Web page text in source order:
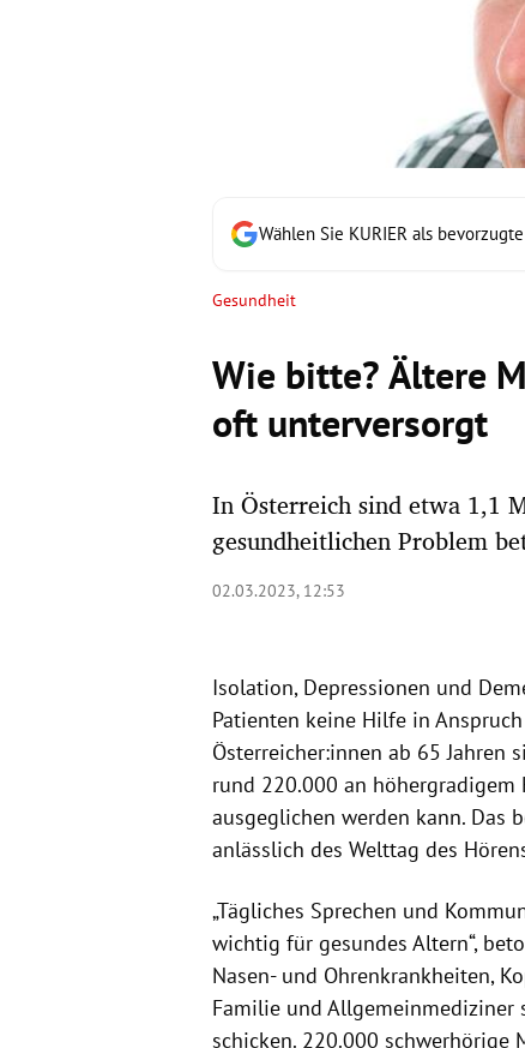
Wählen Sie KURIER als
Gesundheit
Wie bitte? Ältere
oft unterversorgt
In Österreich sind etwa 1,1
gesundheitlichen Problem
02.03.2023, 12:53
Isolation, Depressionen und
Patienten keine Hilfe in
Österreicher:innen ab 65 Jahren
rund 220.000 an
ausgeglichen werden kann. Das
anlässlich des Welttag des
„Tägliches Sprechen und
wichtig für gesundes Altern“,
Nasen- und Ohrenkrankheiten,
Familie und
schicken. 220.000 schwerhörige